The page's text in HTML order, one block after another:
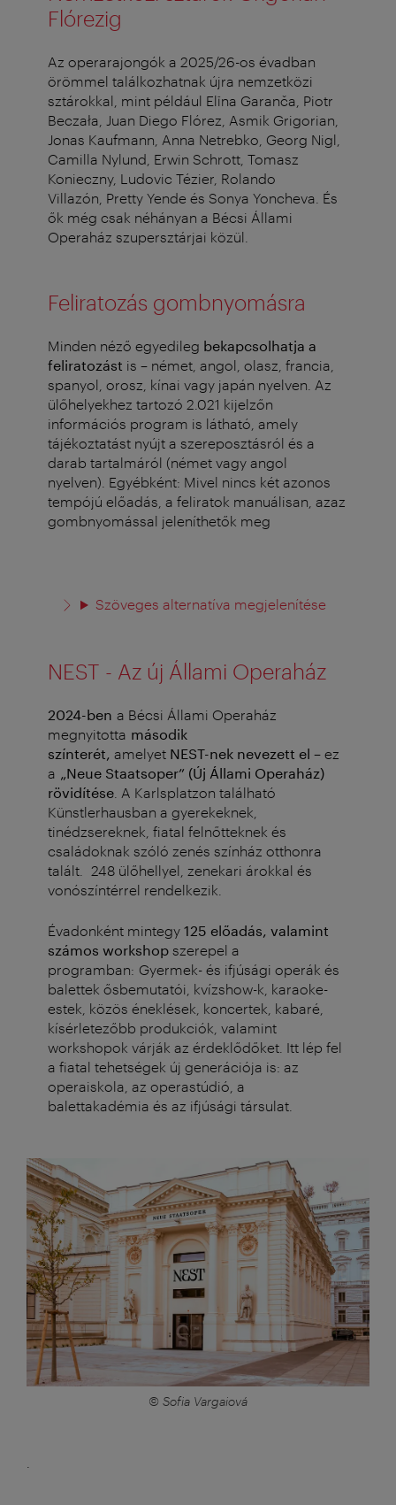
Flórezig
Az operarajongók a 2025/26-os évadban
örömmel találkozhatnak újra nemzetközi
sztárokkal, mint például Elīna Garanča, Piotr
Beczała, Juan Diego Flórez, Asmik Grigorian,
Jonas Kaufmann, Anna Netrebko, Georg Nigl,
Camilla Nylund, Erwin Schrott, Tomasz
Konieczny, Ludovic Tézier, Rolando
Villazón, Pretty Yende és Sonya Yoncheva. És
ők még csak néhányan a Bécsi Állami
Operaház szupersztárjai közül.
Feliratozás gombnyomásra
Minden néző egyedileg bekapcsolhatja a
feliratozást is – német, angol, olasz, francia,
spanyol, orosz, kínai vagy japán nyelven. Az
ülőhelyekhez tartozó 2.021 kijelzőn
információs program is látható, amely
tájékoztatást nyújt a szereposztásról és a
darab tartalmáról (német vagy angol
nyelven). Egyébként: Mivel nincs két azonos
tempójú előadás, a feliratok manuálisan, azaz
gombnyomással jeleníthetők meg
Szöveges alternatíva megjelenítése
NEST - Az új Állami Operaház
2024-ben a Bécsi Állami Operaház
megnyitotta második
színterét, amelyet NEST-nek nevezett el – ez
a
„Neue Staatsoper” (Új Állami Operaház)
rövidítése A Karlsplatzon található
Künstlerhausban a gyerekeknek,
tinédzsereknek, fiatal felnőtteknek és
családoknak szóló zenés színház otthonra
talált.
248 ülőhellyel, zenekari árokkal és
vonószíntérrel rendelkezik.
Évadonként mintegy 125 előadás, valamint
számos workshop szerepel a
programban: Gyermek- és ifjúsági operák és
balettek ősbemutatói, kvízshow-k, karaoke-
estek, közös éneklések, koncertek, kabaré,
kísérletezőbb produkciók, valamint
workshopok várják az érdeklődőket. Itt lép fel
a fiatal tehetségek új generációja is: az
operaiskola, az operastúdió, a
balettakadémia és az ifjúsági társulat.
© Sofia Vargaiová